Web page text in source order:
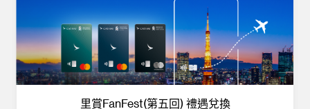
里賞FanFest(第五回) 禮遇兌換